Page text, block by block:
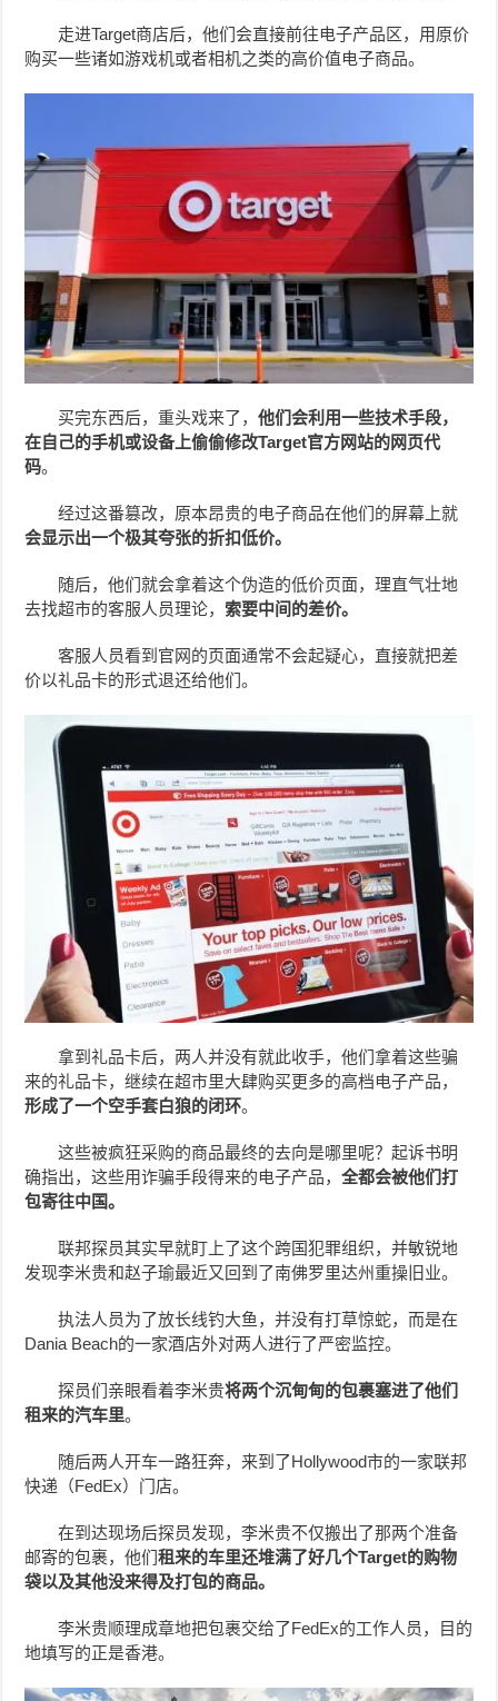
走进Target商店后，他们会直接前往电子产品区，用原价
购买一些诸如游戏机或者相机之类的高价值电子商品。
买完东西后，重头戏来了，他们会利用一些技术手段，
在自己的手机或设备上偷偷修改Target官方网站的网页代
码。
经过这番篡改，原本昂贵的电子商品在他们的屏幕上就
会显示出一个极其夸张的折扣低价。
随后，他们就会拿着这个伪造的低价页面，理直气壮地
去找超市的客服人员理论， 索要中间的差价。
客服人员看到官网的页面通常不会起疑心，直接就把差
价以礼品卡的形式退还给他们。
拿到礼品卡后，两人并没有就此收手，他们拿着这些骗
来的礼品卡，继续在超市里大肆购买更多的高档电子产品，
形成了一个空手套白狼的闭环。
这些被疯狂采购的商品最终的去向是哪里呢？起诉书明
确指出，这些用诈骗手段得来的电子产品，全都会被他们打
包寄往中国。
联邦探员其实早就盯上了这个跨国犯罪组织，并敏锐地
发现李米贵和赵子瑜最近又回到了南佛罗里达州重操旧业。
执法人员为了放长线钓大鱼，并没有打草惊蛇，而是在
Dania Beach的一家酒店外对两人进行了严密监控。
探员们亲眼看着李米贵将两个沉甸甸的包裹塞进了他们
租来的汽车里。
随后两人开车一路狂奔，来到了Hollywood市的一家联邦
快递（FedEx）门店。
在到达现场后探员发现，李米贵不仅搬出了那两个准备
邮寄的包裹，他们租来的车里还堆满了好几个Target的购物
袋以及其他没来得及打包的商品。
李米贵顺理成章地把包裹交给了FedEx的工作人员，目的
地填写的正是香港。